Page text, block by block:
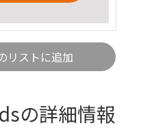
リストに追加
の詳細情報